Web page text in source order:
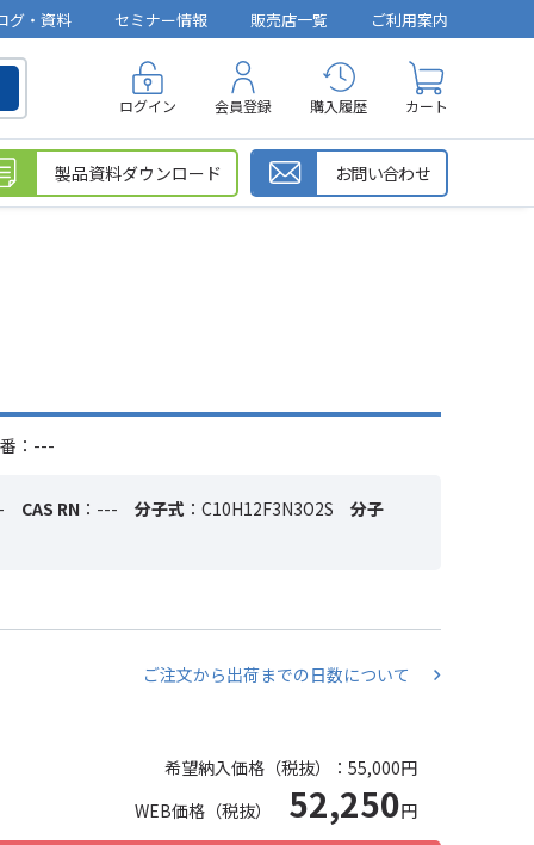
グ・資料 セミナー情報 販売店一覧 ご利用案内
ログイン 会員登録 購入履歴 カート
製品資料ダウンロード お問い合わせ
：---
CAS RN ：--- 分子式 ：C10H12F3N3O2S 分子
ご注文から出荷までの日数について
希望納入価格（税抜）： 55,000円
WEB価格（税抜） 52,250円